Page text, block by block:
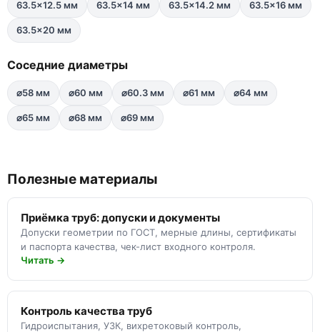
63.5×12.5 мм 63.5×14 мм 63.5×14.2 мм 63.5×16 мм
63.5×20 мм
Соседние диаметры
⌀58 мм ⌀60 мм ⌀60.3 мм ⌀61 мм ⌀64 мм
⌀65 мм ⌀68 мм ⌀69 мм
Полезные материалы
Приёмка труб: допуски и документы
Допуски геометрии по ГОСТ, мерные длины, сертификаты
и паспорта качества, чек-лист входного контроля.
Читать →
Контроль качества труб
Гидроиспытания, УЗК, вихретоковый контроль,